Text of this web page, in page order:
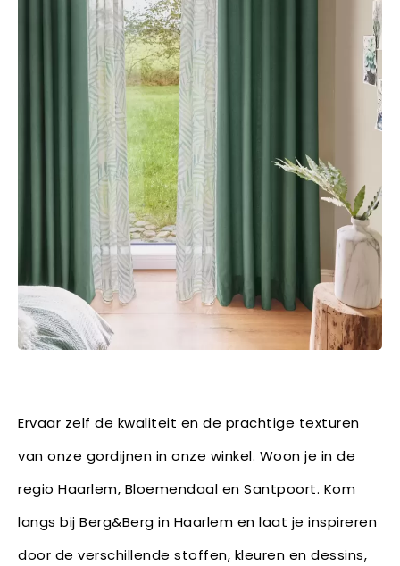
Ervaar zelf de kwaliteit en de prachtige texturen
van onze gordijnen in onze winkel. Woon je in de
regio Haarlem, Bloemendaal en Santpoort. Kom
langs bij Berg&Berg in Haarlem en laat je inspireren
door de verschillende stoffen, kleuren en dessins,